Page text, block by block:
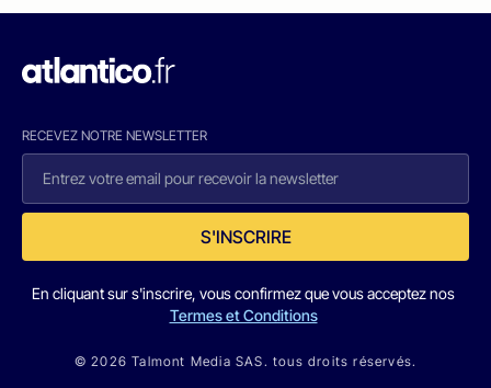
RECEVEZ NOTRE NEWSLETTER
S'INSCRIRE
En cliquant sur s'inscrire, vous confirmez que vous acceptez nos
Termes et Conditions
© 2026 Talmont Media SAS. tous droits réservés.